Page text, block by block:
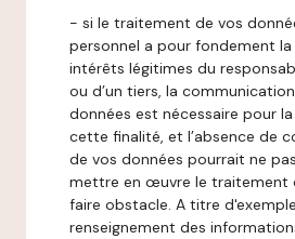
- si le traitement de vos
personnel a pour fondement
intérêts légitimes du
ou d’un tiers, la
données est nécessaire pour
cette finalité, et l’absence de
de vos données pourrait ne
mettre en œuvre le traitement
faire obstacle. A titre
renseignement des